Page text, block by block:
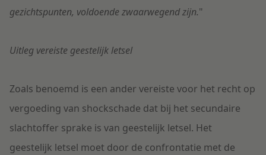
gezichtspunten, voldoende zwaarwegend zijn."
Uitleg vereiste geestelijk letsel
Zoals benoemd is een ander vereiste voor het recht op
vergoeding van shockschade dat bij het secundaire
slachtoffer sprake is van geestelijk letsel. Het
geestelijk letsel moet door de confrontatie met de